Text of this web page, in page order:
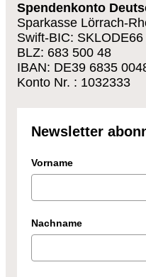
Spendenkonto
Sparkasse Lörrach-
Swift-BIC: SKLODE66
BLZ: 683 500 48
IBAN: DE39 6835
Konto Nr. : 1032333
Newsletter
Vorname
Nachname